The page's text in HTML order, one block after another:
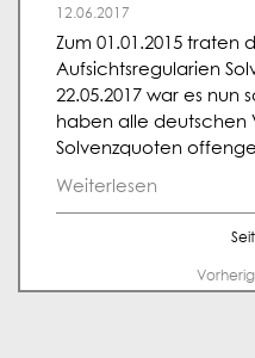
12.06.2017
Zum 01.01.2015 traten
Aufsichtsregularien
22.05.2017 war es nun
haben alle deutschen
Solvenzquoten
Weiterlesen